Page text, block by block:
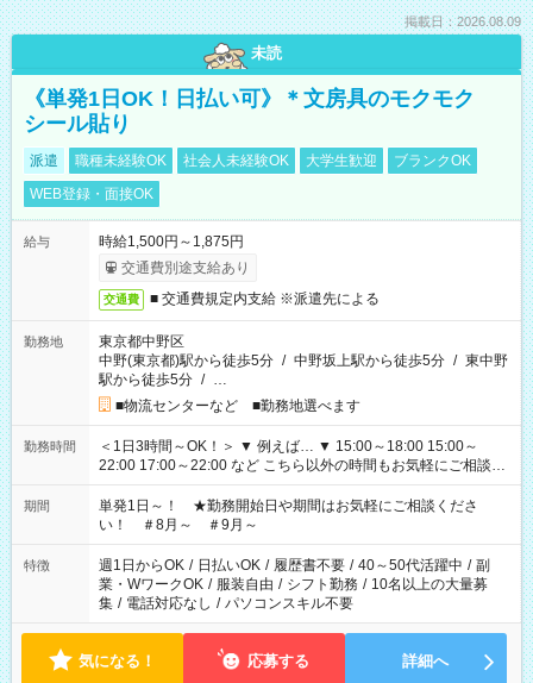
掲載日：2026.08.09
未読
《単発1日OK！日払い可》＊文房具のモクモク
シール貼り
派遣 職種未経験OK 社会人未経験OK 大学生歓迎
ブランクOK
WEB登録・面接OK
給与
時給1,500円～1,875円
交通費別途支給あり
交通費 ■ 交通費規定内支給 ※派遣先による
勤務地
東京都中野区
中野(東京都)駅から徒歩5分 / 中野坂上駅から徒歩5分 / 東中野
駅から徒歩5分 / …
■物流センターなど ■勤務地選べます
勤務時間
＜1日3時間～OK！＞ ▼ 例えば… ▼ 15:00～18:00 15:00～
22:00 17:00～22:00 など こちら以外の時間もお気軽にご相談く
ださい！
期間
単発1日～！ ★勤務開始日や期間はお気軽にご相談くださ
い！ ＃8月～ ＃9月～
特徴 週1日からOK / 日払いOK / 履歴書不要 / 40～50代活躍中 / 副
業・WワークOK / 服装自由 / シフト勤務 / 10名以上の大量募
集 / 電話対応なし / パソコンスキル不要
気になる！ 応募する 詳細へ